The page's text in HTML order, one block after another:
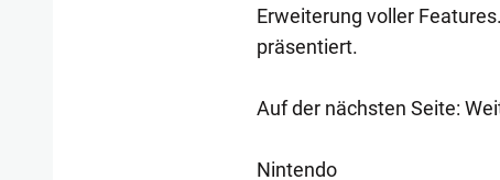
Erweiterung voller
präsentiert.
Auf der nächsten Seite:
Nintendo